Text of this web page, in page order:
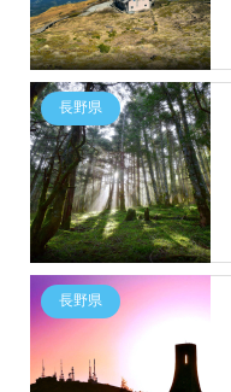
長野県
長野県